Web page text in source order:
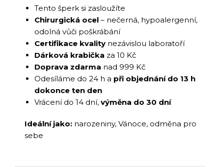
Tento šperk si zasloužíte
Chirurgická ocel – nečerná, hypoalergenní,
odolná vůči poškrábání
Certifikace kvality nezávislou laboratoří
Dárková krabička za 10 Kč
Doprava zdarma nad 999 Kč
Odesíláme do 24 h a při objednání do 13 h
dokonce ten den
Vrácení do 14 dní, výměna do 30 dní
Ideální jako: narozeniny, Vánoce, odměna pro
sebe